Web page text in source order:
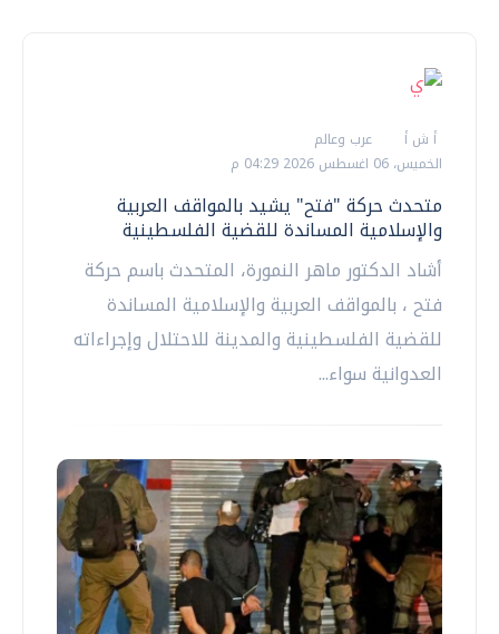
أ ش أ
عرب وعالم
الخميس، 06 اغسطس 2026 04:29 م
متحدث حركة "فتح" يشيد بالمواقف العربية
والإسلامية المساندة للقضية الفلسطينية
أشاد الدكتور ماهر النمورة، المتحدث باسم حركة
فتح ، بالمواقف العربية والإسلامية المساندة
للقضية الفلسطينية والمدينة للاحتلال وإجراءاته
العدوانية سواء...